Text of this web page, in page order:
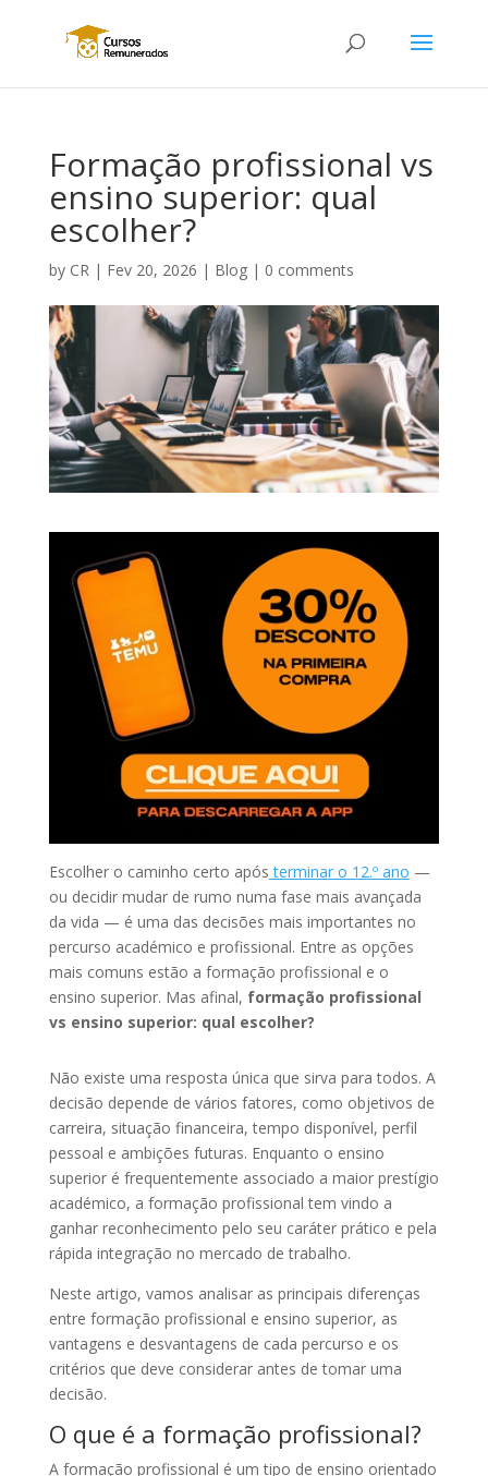
Formação profissional vs
ensino superior: qual
escolher?
by CR| Fev 20, 2026 | Blog| 0 comments
Escolher o caminho certo após terminar o 12.º ano —
ou decidir mudar de rumo numa fase mais avançada
da vida — é uma das decisões mais importantes no
percurso académico e profissional. Entre as opções
mais comuns estão a formação profissional e o
ensino superior. Mas afinal, formação profissional
vs ensino superior: qual escolher?
Não existe uma resposta única que sirva para todos. A
decisão depende de vários fatores, como objetivos de
carreira, situação financeira, tempo disponível, perfil
pessoal e ambições futuras. Enquanto o ensino
superior é frequentemente associado a maior prestígio
académico, a formação profissional tem vindo a
ganhar reconhecimento pelo seu caráter prático e pela
rápida integração no mercado de trabalho.
Neste artigo, vamos analisar as principais diferenças
entre formação profissional e ensino superior, as
vantagens e desvantagens de cada percurso e os
critérios que deve considerar antes de tomar uma
decisão.
O que é a formação profissional?
A formação profissional é um tipo de ensino orientado